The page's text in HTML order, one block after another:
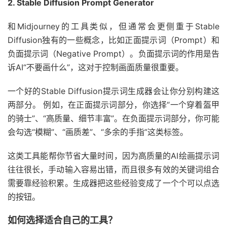
2. Stable Diffusion Prompt Generator
和Midjourney的工具类似，但通常会更侧重于Stable
Diffusion独有的一些概念，比如正面提示词（Prompt）和
负面提示词（Negative Prompt）。负面提示词的作用是告
诉AI“不要画什么”，这对于控制画面质量很重要。
一个好的Stable Diffusion提示词生成器会让你分别构建这
两部分。 例如，在正面提示词部分，你选择“一个穿着盔甲
的骑士”、“高质量、细节丰富”。在负面提示词部分，你可能
会勾选“模糊”、“画质差”、“多余的手指”这类标签。
这类工具能帮你节省大量时间，因为高质量的AI绘画提示词
往往很长，手动输入容易出错，而且很多有效的关键词组合
需要靠经验积累。生成器把这些经验变成了一个个可以点选
的按钮。
如何选择适合自己的工具？